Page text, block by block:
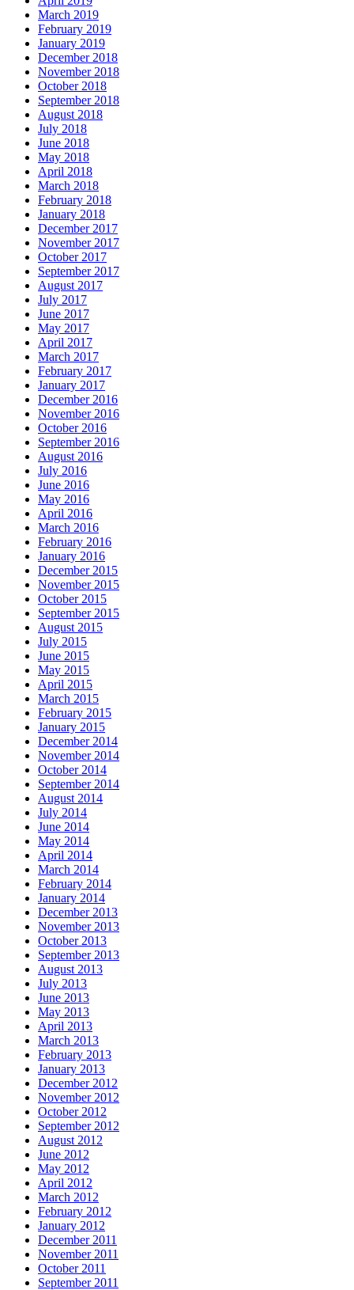
March 2019
February 2019
January 2019
December 2018
November 2018
October 2018
September 2018
August 2018
July 2018
June 2018
May 2018
April 2018
March 2018
February 2018
January 2018
December 2017
November 2017
October 2017
September 2017
August 2017
July 2017
June 2017
May 2017
April 2017
March 2017
February 2017
January 2017
December 2016
November 2016
October 2016
September 2016
August 2016
July 2016
June 2016
May 2016
April 2016
March 2016
February 2016
January 2016
December 2015
November 2015
October 2015
September 2015
August 2015
July 2015
June 2015
May 2015
April 2015
March 2015
February 2015
January 2015
December 2014
November 2014
October 2014
September 2014
August 2014
July 2014
June 2014
May 2014
April 2014
March 2014
February 2014
January 2014
December 2013
November 2013
October 2013
September 2013
August 2013
July 2013
June 2013
May 2013
April 2013
March 2013
February 2013
January 2013
December 2012
November 2012
October 2012
September 2012
August 2012
June 2012
May 2012
April 2012
March 2012
February 2012
January 2012
December 2011
November 2011
October 2011
September 2011